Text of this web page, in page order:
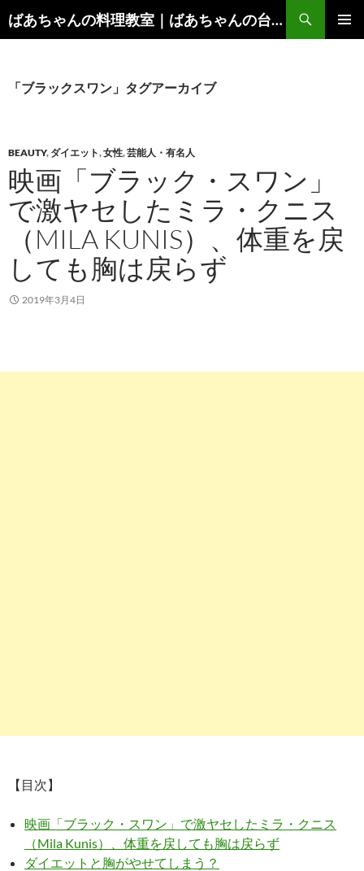
ン
プ
ばあちゃんの料理教室｜ばあちゃんの台所から学ぶ、食と健康の知恵
索
「ブラックスワン」タグアーカイブ
BEAUTY, ダイエット,女性,芸能人・有名人
映画「ブラック・スワン」
で激ヤセしたミラ・クニス
（MILA KUNIS）、体重を戻
しても胸は戻らず
2019年3月4日
【目次】
映画「ブラック・スワン」で激ヤセしたミラ・クニス
（Mila Kunis）、体重を戻しても胸は戻らず
ダイエットと胸がやせてしまう？